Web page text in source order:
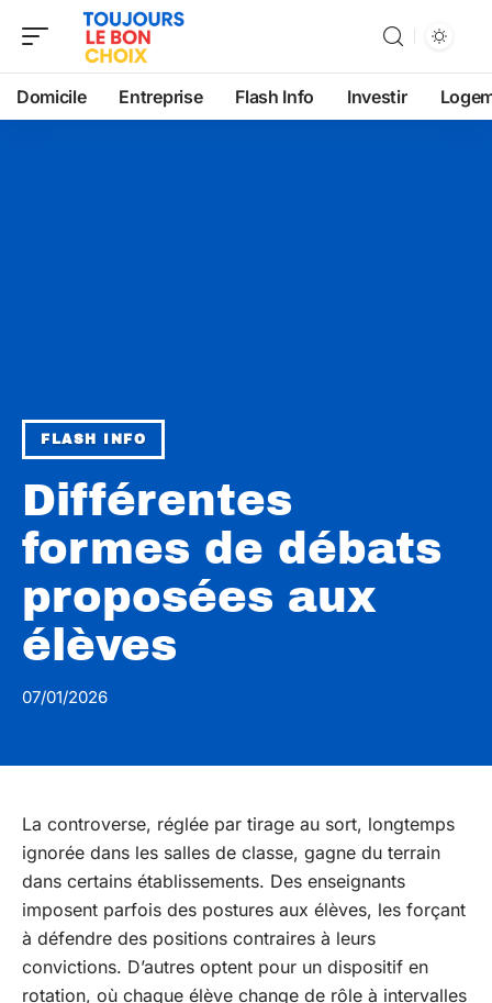
Domicile Entreprise Flash Info Investir
FLASH INFO
Différentes
formes de débats
proposées aux
élèves
07/01/2026
La controverse, réglée par tirage au sort, longtemps
ignorée dans les salles de classe, gagne du terrain
dans certains établissements. Des enseignants
imposent parfois des postures aux élèves, les forçant
à défendre des positions contraires à leurs
convictions. D’autres optent pour un dispositif en
rotation, où chaque élève change de rôle à intervalles